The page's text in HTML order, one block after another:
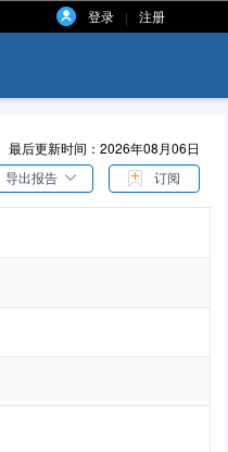
登录 | 注册
最后更新时间：2026年08月06日
导出报告 订阅